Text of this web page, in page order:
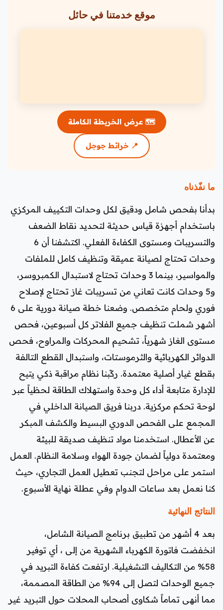
موقع خدمتنا في حائل
🗺️ عرض الخريطة الكاملة
📍 خرائط جوجل
ما نفّذناه
بدأنا بفحص شامل ودقيق لكل وحدات التكييف المركزي
باستخدام أجهزة قياس حديثة لتحديد نقاط الضعف
والتسريبات ومستوى الكفاءة الفعلي. اكتشفنا أن 6
وحدات تحتاج لصيانة عميقة وتنظيف كامل للملفات
والمواسير، بينما 3 وحدات تحتاج لاستبدال الكمبروسر،
و5 وحدات كانت تعاني من تسريبات غاز تحتاج لإصلاح
فوري ولحام متخصص. وضعنا خطة صيانة دورية على 6
أشهر شملت تنظيف جميع الفلاتر كل أسبوعين، فحص
مستوى الغاز شهرياً، تشحيم المحركات والمراوح، فحص
الدوائر الكهربائية والثرموستات، واستبدال القطع التالفة
بقطع غيار أصلية معتمدة. ركّبنا نظام مراقبة ذكي يتيح
للإدارة متابعة أداء كل وحدة واستهلاك الطاقة لحظياً عبر
لوحة تحكم مركزية. دربنا فريق الصيانة الداخلي في
المجمع على الفحص الدوري البسيط والكشف المبكر
عن الأعطال. استخدمنا مواد تنظيف صديقة للبيئة
ومعتمدة دولياً لضمان جودة الهواء وسلامة النظام. العمل
استمر على مراحل لتجنب تعطيل العمل التجاري، حيث
كنا نعمل بعد ساعات الدوام وفي عطلة نهاية الأسبوع.
النتائج النهائية
بعد 4 أشهر من تطبيق برنامج الصيانة الشامل،
انخفضت فاتورة الكهرباء الشهرية من إلى ، أي توفير
58% من التكاليف التشغيلية. ارتفعت كفاءة التبريد في
جميع الوحدات لتصل إلى 94% من الطاقة المصممة،
مما أنهى تماماً شكاوى أصحاب المحلات حول التبريد غير